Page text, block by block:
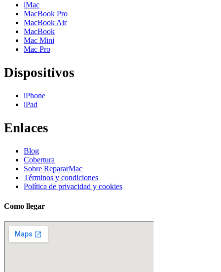
iMac
MacBook Pro
MacBook Air
MacBook
Mac Mini
Mac Pro
Dispositivos
iPhone
iPad
Enlaces
Blog
Cobertura
Sobre RepararMac
Términos y condiciones
Política de privacidad y cookies
Como llegar